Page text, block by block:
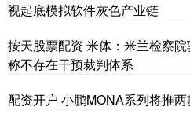
视起底模拟软件灰色产业链
按天股票配资 米体：米兰检察
称不存在干预裁判体系
配资开户 小鹏MONA系列将推